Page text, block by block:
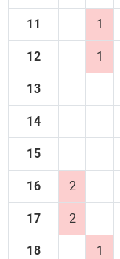
11 1
12 1
13
14
15
16 2
17 2
18 1